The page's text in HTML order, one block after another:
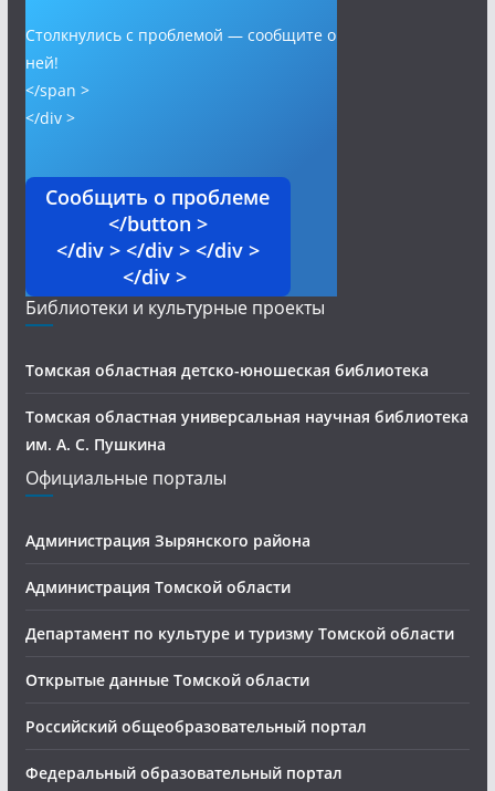
Столкнулись с проблемой — сообщите о
ней!
</span >
</div >
Сообщить о проблеме
</button >
</div > </div > </div >
</div >
Библиотеки и культурные проекты
Томская областная детско-юношеская библиотека
Томская областная универсальная научная библиотека
им. А. С. Пушкина
Официальные порталы
Администрация Зырянского района
Администрация Томской области
Департамент по культуре и туризму Томской области
Открытые данные Томской области
Российский общеобразовательный портал
Федеральный образовательный портал